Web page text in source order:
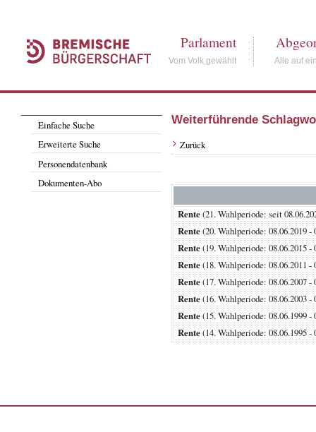
Parlament
Vom Volk gewählt Alle auf
Einfache Suche
Erweiterte Suche
Personendatenbank
Dokumenten-Abo
Weiterführende
Zurück
Rente(21. Wahlperiode: seit
Rente(20. Wahlperiode:
Rente(19. Wahlperiode:
Rente(18. Wahlperiode:
Rente(17. Wahlperiode:
Rente(16. Wahlperiode:
Rente(15. Wahlperiode:
Rente(14. Wahlperiode: